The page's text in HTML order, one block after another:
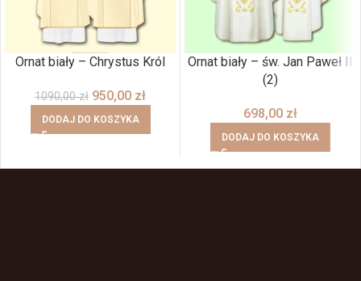
Ornat biały – Chrystus Król
1090,00zł 950,00 zł
DODAJ DO KOSZYKA
Ornat biały – św. Jan Paweł II
(2)
698,00 zł
DODAJ DO KOSZYKA